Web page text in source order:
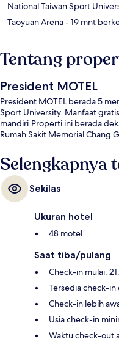
National Taiwan Sport
Taoyuan Arena- 19 mnt
Tentang
President MOTEL
President MOTEL berada 5
Sport University. Manfaat
mandiri.Properti ini berada
Rumah Sakit Memorial Chang
Selengkapnya
Sekilas
Ukuran hotel
48 motel
Saat tiba/pulang
Check-in mulai:
Tersedia check-in
Check-in lebih
Usia check-in
Waktu check-out